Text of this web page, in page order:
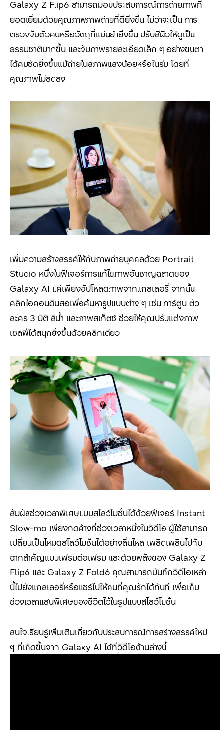
Galaxy Z Flip6 สามารถมอบประสบการณ์การถ่ายภาพที่
ยอดเยี่ยมด้วยคุณภาพภาพถ่ายที่ดียิ่งขึ้น ไม่ว่าจะเป็น การ
ตรวจจับตัวคนหรือวัตถุที่แม่นยำยิ่งขึ้น ปรับสีผิวให้ดูเป็น
ธรรมชาติมากขึ้น และจับภาพรายละเอียดเล็ก ๆ อย่างขนตา
ได้คมชัดยิ่งขึ้นแม้ถ่ายในสภาพแสงน้อยหรือในร่ม โดยที่
คุณภาพไม่ลดลง
เพิ่มความสร้างสรรค์ให้กับภาพถ่ายบุคคลด้วย Portrait
Studio หนึ่งในฟีเจอร์การแก้ไขภาพอันชาญฉลาดของ
Galaxy AI แค่เพียงอัปโหลดภาพจากแกลเลอรี่ จากนั้น
คลิกไอคอนดินสอเพื่อค้นหารูปแบบต่าง ๆ เช่น การ์ตูน ตัว
ละคร 3 มิติ สีน้ำ และภาพสเก็ตช์ ช่วยให้คุณปรับแต่งภาพ
เซลฟี่ได้สนุกยิ่งขึ้นด้วยคลิกเดียว
สัมผัสช่วงเวลาพิเศษแบบสโลว์โมชั่นได้ด้วยฟีเจอร์ Instant
Slow-mo เพียงกดค้างที่ช่วงเวลาหนึ่งในวิดีโอ ผู้ใช้สามารถ
เปลี่ยนเป็นโหมดสโลว์โมชั่นได้อย่างลื่นไหล เพลิดเพลินไปกับ
ฉากสำคัญแบบเฟรมต่อเฟรม และด้วยพลังของ Galaxy Z
Flip6 และ Galaxy Z Fold6 คุณสามารถบันทึกวิดีโอเหล่า
นี้ไปยังแกลเลอรี่หรือแชร์ไปให้คนที่คุณรักได้ทันที เพื่อเก็บ
ช่วงเวลาแสนพิเศษของชีวิตไว้ในรูปแบบสโลว์โมชั่น
สนใจเรียนรู้เพิ่มเติมเกี่ยวกับประสบการณ์การสร้างสรรค์ใหม่
ๆ ที่เกิดขึ้นจาก Galaxy AIได้ที่วิดีโอด้านล่างนี้